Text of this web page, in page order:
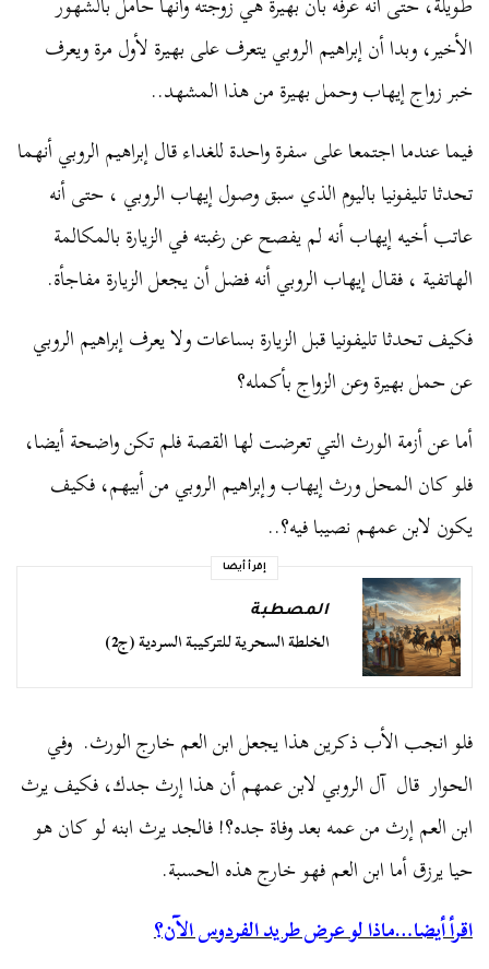
الأخير، وبدا أن إبراهيم الروبي يتعرف على بهيرة لأول مرة ويعرف
خبر زواج إيهاب وحمل بهيرة من هذا المشهد..
فيما عندما اجتمعا على سفرة واحدة للغداء قال إبراهيم الروبي أنهما
تحدثا تليفونيا باليوم الذي سبق وصول إيهاب الروبي ، حتى أنه
عاتب أخيه إيهاب أنه لم يفصح عن رغبته في الزيارة بالمكالمة
الهاتفية ، فقال إيهاب الروبي أنه فضل أن يجعل الزيارة مفاجأة.
فكيف تحدثا تليفونيا قبل الزيارة بساعات ولا يعرف إبراهيم الروبي
عن حمل بهيرة وعن الزواج بأكمله؟
أما عن أزمة الورث التي تعرضت لها القصة فلم تكن واضحة أيضا،
فلو كان المحل ورث إيهاب وإبراهيم الروبي من أبيهم، فكيف
يكون لابن عمهم نصيبا فيه؟..
إقرأ أيضا
المصطبة
الخلطة السحرية للتركيبة السردية (ج2)
فلو انجب الأب ذكرين هذا يجعل ابن العم خارج الورث. وفي
الحوار قال آل الروبي لابن عمهم أن هذا إرث جدك، فكيف يرث
ابن العم إرث من عمه بعد وفاة جده؟! فالجد يرث ابنه لو كان هو
حيا يرزق أما ابن العم فهو خارج هذه الحسبة.
اقرأ أيضا…ماذا لو عرض طريد الفردوس الآن؟